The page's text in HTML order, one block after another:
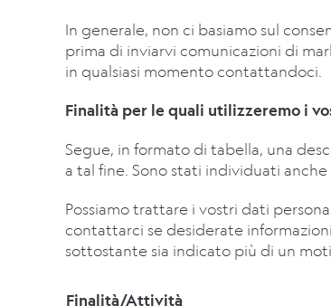
In generale, non ci basiamo sul
prima di inviarvi comunicazioni di
in qualsiasi momento contattandoci.
Finalità per le quali utilizzeremo i
Segue, in formato di tabella, una
a tal fine. Sono stati individuati
Possiamo trattare i vostri dati
contattarci se desiderate
sottostante sia indicato più di un
Finalità/Attività